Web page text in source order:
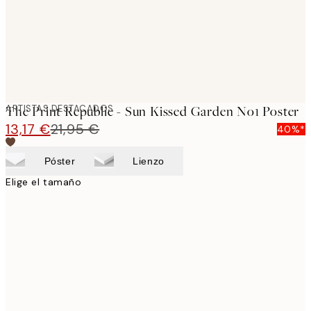
ARTISTAS DESTACADOS
The Print Republic - Sun Kissed Garden No1 Poster
13,17 €21,95 € 40%*
Póster Lienzo
Elige el tamaño